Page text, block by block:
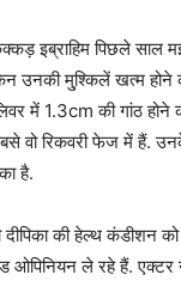
इब्राहिम पिछले साल
उनकी मु्श्किलें खत्म होने
में 1.3cm की गांठ होने
वो रिकवरी फेज में हैं.
है.
दीपिका की हेल्थ कंडीशन
ओपिनियन ले रहे हैं.